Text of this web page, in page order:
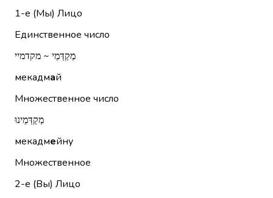
1-е (Мы) Лицо
Единственное число
מְקַדְּמַי ~ מקדמיי
мекадмай
Множественное число
מְקַדְּמֵינוּ
мекадмейну
Множественное
2-е (Вы) Лицо